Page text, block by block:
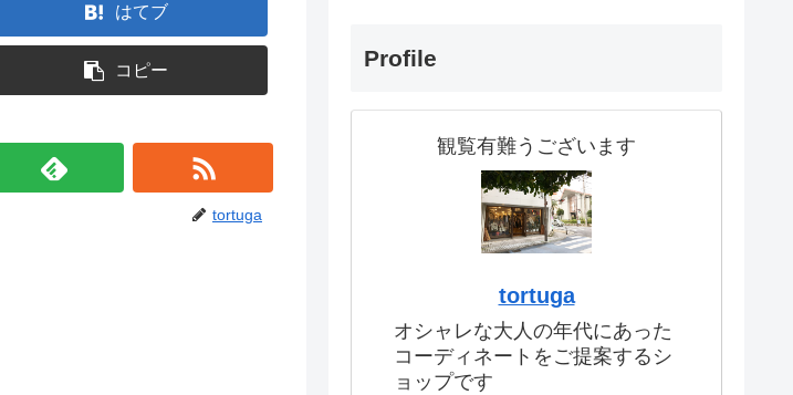
はてブ
コピー
tortuga
Profile
観覧有難うございます
tortuga
オシャレな大人の年代にあった
コーディネートをご提案するシ
ョップです